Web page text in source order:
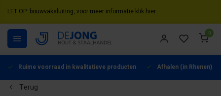
LET OP: bouwvaksluiting, voor meer informatie klik hier.
0
Ruime voorraad in kwalitatieve producten Afhalen (in Rhenen)
Terug